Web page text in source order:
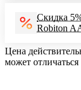
Скидка
Robiton
Цена
может